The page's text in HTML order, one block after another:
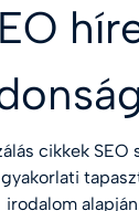
cikkek SEO
irodalom